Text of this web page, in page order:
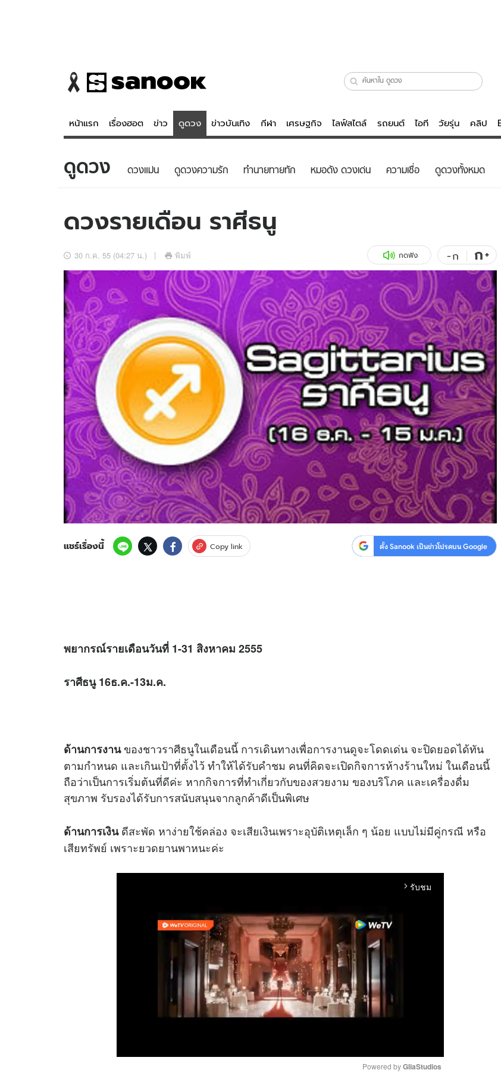
หน้าแรก เรื่องฮอต ข่าว ดูดวง ข่าวบันเทิง กีฬา เศรษฐกิจ ไลฟ์สไตล์ รถยนต์ ไอที วัยรุ่น คลิป
ข่าว
ข่าวบันเทิง
อัปเดตจีน
เช็กข่าวชัวร์
ดูดวง - ตรวจหวย
สถิติหวยไทย
ไลฟ์สไตล์
รถยนต์
สุขภาพ
เที่ยว-กิน
Tasteful Thailand
Sanook Choice
คลิป
พอ
ดูทีวี
นิยาย
ดาวน์โหลดสนุกแอปฟรี ติดตามสนุกโซเชียลได้ที่
สงวนลิขสิทธิ์ ©2569 บริษัท อิมเมจ ฟิวเจอร์ (ประเทศไทย) จำกัด
ดูดวง ดวงแม่น ดูดวงความรัก ทํานายทายทัก หมอดัง ดวงเด่น ความเชื่อ ดูดวงทั้งหมด
ดวงรายเดือน ราศีธนู
30 ก.ค. 55 (04:27 น.) พิมพ์ กดฟัง -ก ก+
แชร์เรื่องนี้ Copy link ตั้ง Sanook เป็นข่าวโปรดบน Google
พยากรณ์รายเดือนวันที่ 1-31 สิงหาคม 2555
ราศีธนู 16ธ.ค.-13ม.ค.
ด้านการงานของชาวราศีธนูในเดือนนี้ การเดินทางเพื่อการงานดูจะโดดเด่น จะปิดยอดได้ทัน
ตามกำหนด และเกินเป้าที่ตั้งไว้ ทำให้ได้รับคำชม คนที่คิดจะเปิดกิจการห้างร้านใหม่ ในเดือนนี้
ถือว่าเป็นการเริ่มต้นที่ดีค่ะ หากกิจการที่ทำเกี่ยวกับของสวยงาม ของบริโภค และเครื่องดื่ม
สุขภาพ รับรองได้รับการสนับสนุนจากลูกค้าดีเป็นพิเศษ
ด้านการเงินดีสะพัด หาง่ายใช้คล่อง จะเสียเงินเพราะอุบัติเหตุเล็ก ๆ น้อย แบบไม่มีคู่กรณี หรือ
เสียทรัพย์ เพราะยวดยานพาหนะค่ะ
arrow_forward_ios รับชม
Powered by GliaStudios